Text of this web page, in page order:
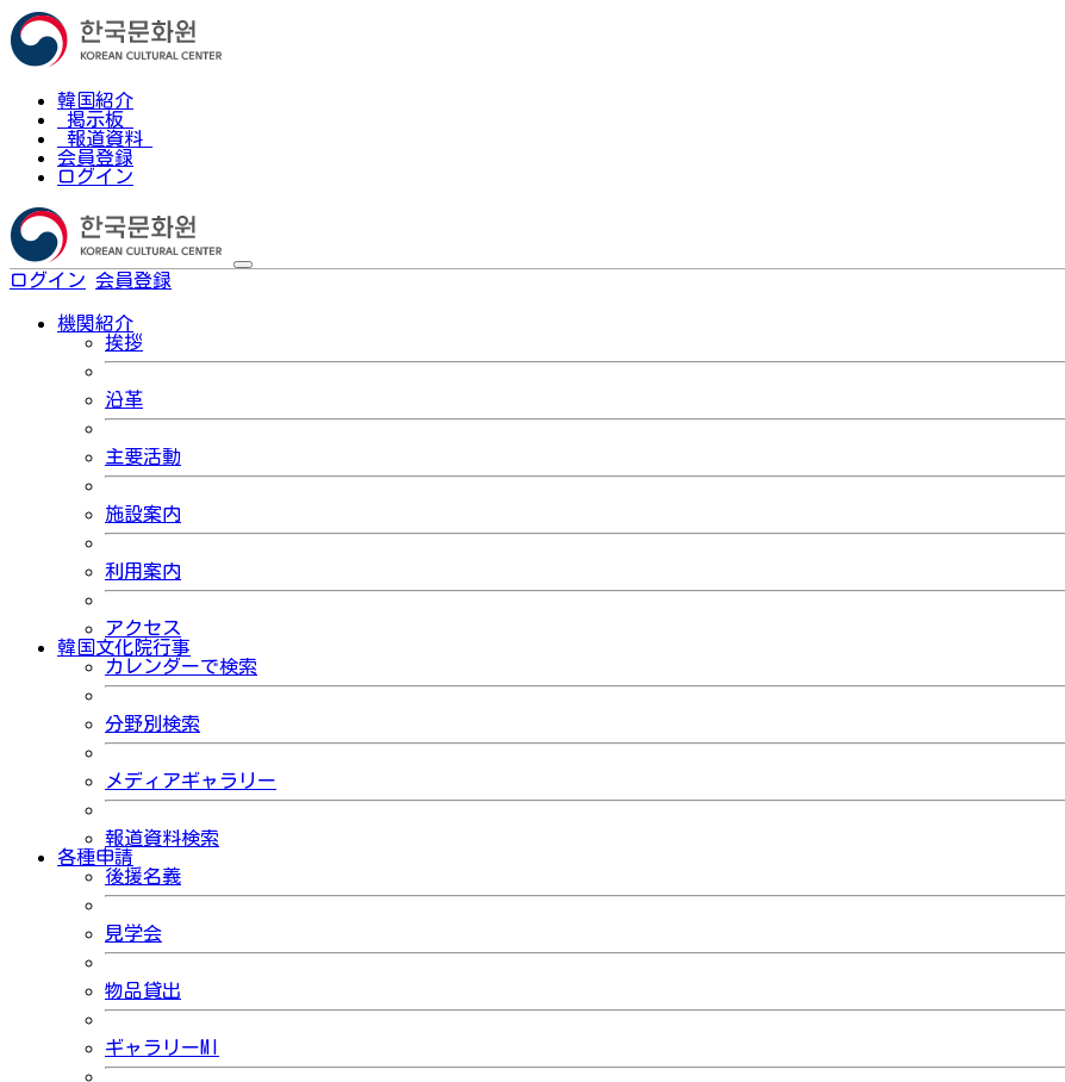
韓国紹介
掲示板
報道資料
会員登録
ログイン
ログイン 会員登録
機関紹介
挨拶
沿革
主要活動
施設案内
利用案内
アクセス
韓国文化院行事
カレンダーで検索
分野別検索
メディアギャラリー
報道資料検索
各種申請
後援名義
見学会
物品貸出
ギャラリーMI